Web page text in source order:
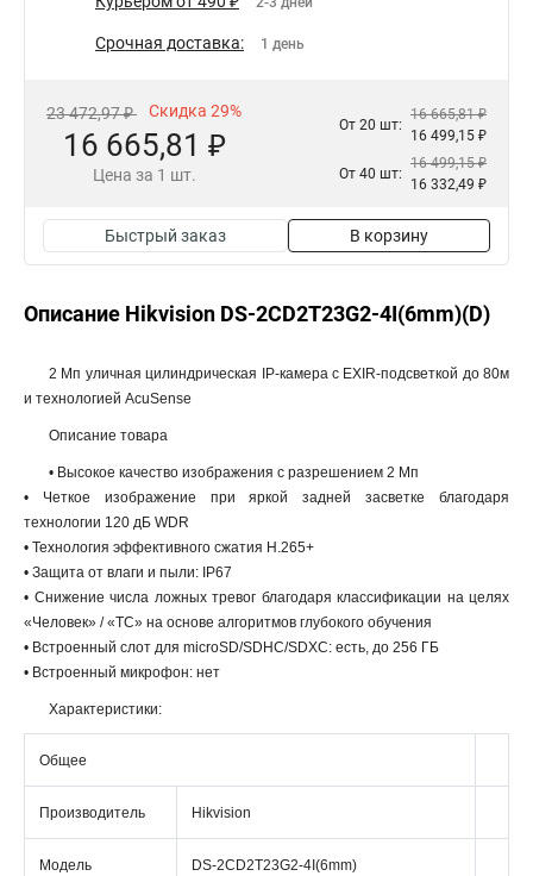
Срочная доставка: 1 день
23 472,97 ₽ Скидка 29%
16 665,81 ₽
Цена за 1 шт.
От 20 шт:
16 665,81 ₽
16 499,15 ₽
От 40 шт:
16 499,15 ₽
16 332,49 ₽
Быстрый заказ В корзину
Описание Hikvision DS-2CD2T23G2-4I(6mm)(D)
2 Мп уличная цилиндрическая IP-камера с EXIR-подсветкой до 80м
и технологией AcuSense
Описание товара
• Высокое качество изображения с разрешением 2 Мп
• Четкое изображение при яркой задней засветке благодаря
технологии 120 дБ WDR
• Технология эффективного сжатия H.265+
• Защита от влаги и пыли: IP67
• Снижение числа ложных тревог благодаря классификации на целях
«Человек» / «ТС» на основе алгоритмов глубокого обучения
• Встроенный слот для microSD/SDHC/SDXC: есть, до 256 ГБ
• Встроенный микрофон: нет
Характеристики:
Общее
Производитель Hikvision
Модель DS-2CD2T23G2-4I(6mm)